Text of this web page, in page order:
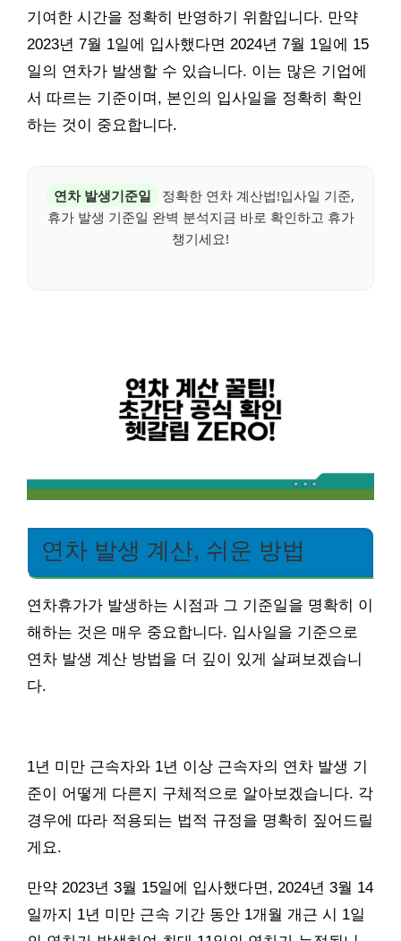
기여한 시간을 정확히 반영하기 위함입니다. 만약
2023년 7월 1일에 입사했다면 2024년 7월 1일에 15
일의 연차가 발생할 수 있습니다. 이는 많은 기업에
서 따르는 기준이며, 본인의 입사일을 정확히 확인
하는 것이 중요합니다.
연차 발생기준일
정확한 연차 계산법!입사일 기준,
휴가 발생 기준일 완벽 분석지금 바로 확인하고 휴가
챙기세요!
연차 발생 계산, 쉬운 방법
연차휴가가 발생하는 시점과 그 기준일을 명확히 이
해하는 것은 매우 중요합니다. 입사일을 기준으로
연차 발생 계산 방법을 더 깊이 있게 살펴보겠습니
다.
1년 미만 근속자와 1년 이상 근속자의 연차 발생 기
준이 어떻게 다른지 구체적으로 알아보겠습니다. 각
경우에 따라 적용되는 법적 규정을 명확히 짚어드릴
게요.
만약 2023년 3월 15일에 입사했다면, 2024년 3월 14
일까지 1년 미만 근속 기간 동안 1개월 개근 시 1일